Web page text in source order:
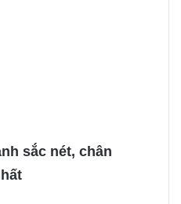
sắc nét, chân